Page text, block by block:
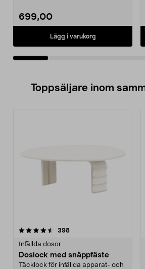
699,00
Lägg i varukorg
Toppsäljare inom
398recensioner
Infällda dosor
Doslock med snäppfäste
Täcklock för infällda apparat- och
5.0 av 5 stjärnor